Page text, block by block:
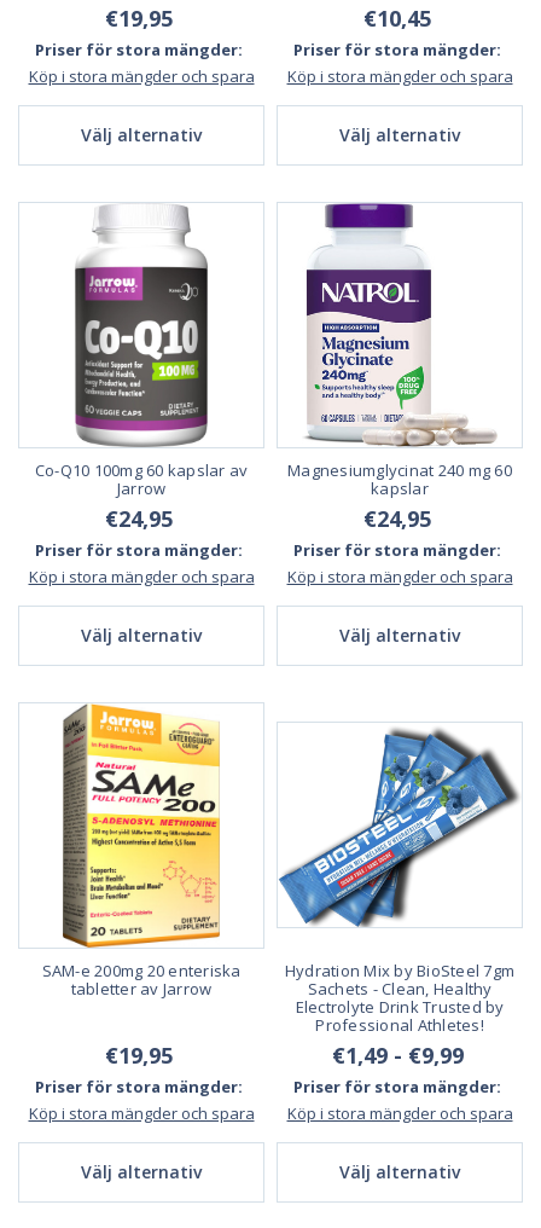
€19,95
Priser för stora mängder:
Köp i stora mängder och spara
Välj alternativ
€10,45
Priser för stora mängder:
Köp i stora mängder och spara
Välj alternativ
Co-Q10 100mg 60 kapslar av
Jarrow
€24,95
Priser för stora mängder:
Köp i stora mängder och spara
Välj alternativ
Magnesiumglycinat 240 mg 60
kapslar
€24,95
Priser för stora mängder:
Köp i stora mängder och spara
Välj alternativ
SAM-e 200mg 20 enteriska
tabletter av Jarrow
€19,95
Priser för stora mängder:
Köp i stora mängder och spara
Välj alternativ
Hydration Mix by BioSteel 7gm
Sachets - Clean, Healthy
Electrolyte Drink Trusted by
Professional Athletes!
€1,49 - €9,99
Priser för stora mängder:
Köp i stora mängder och spara
Välj alternativ